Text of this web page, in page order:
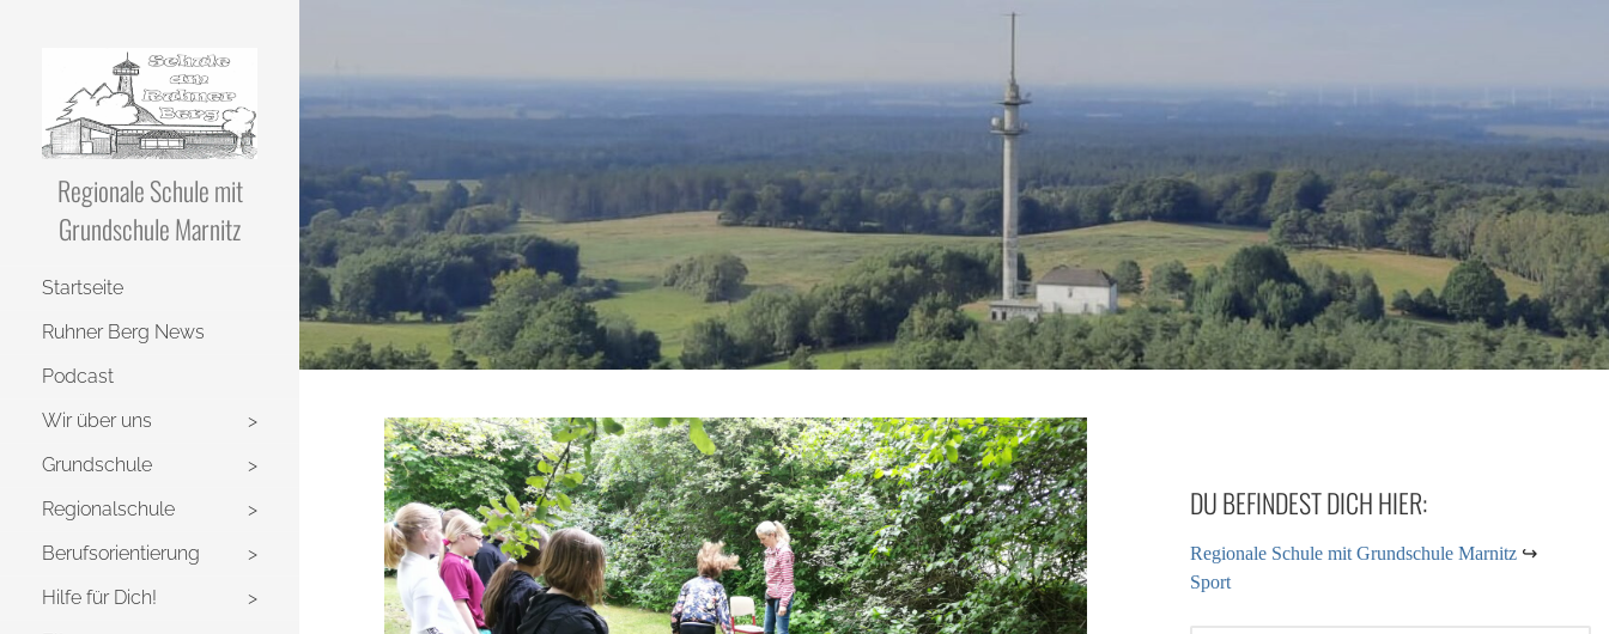
Regionale Schule mit
Grundschule Marnitz
Startseite
Ruhner Berg News
Podcast
Wir über uns
Grundschule
Regionalschule
Berufsorientierung
Hilfe für Dich!
DU BEFINDEST DICH HIER:
Regionale Schule mit Grundschule Marnitz ↪
Sport